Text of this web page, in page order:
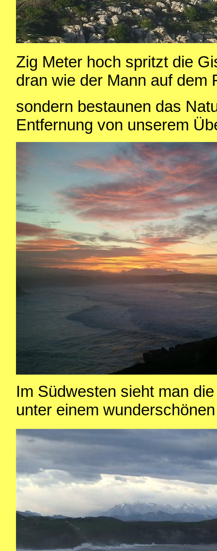
Zig Meter hoch spritzt die
dran wie der Mann auf dem
sondern bestaunen das
Entfernung von unserem
Im Südwesten sieht man
unter einem